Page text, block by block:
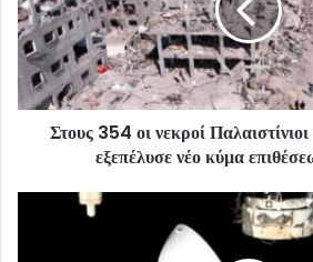
Στους 354 οι νεκροί
εξεπέλυσε νέο κύμα